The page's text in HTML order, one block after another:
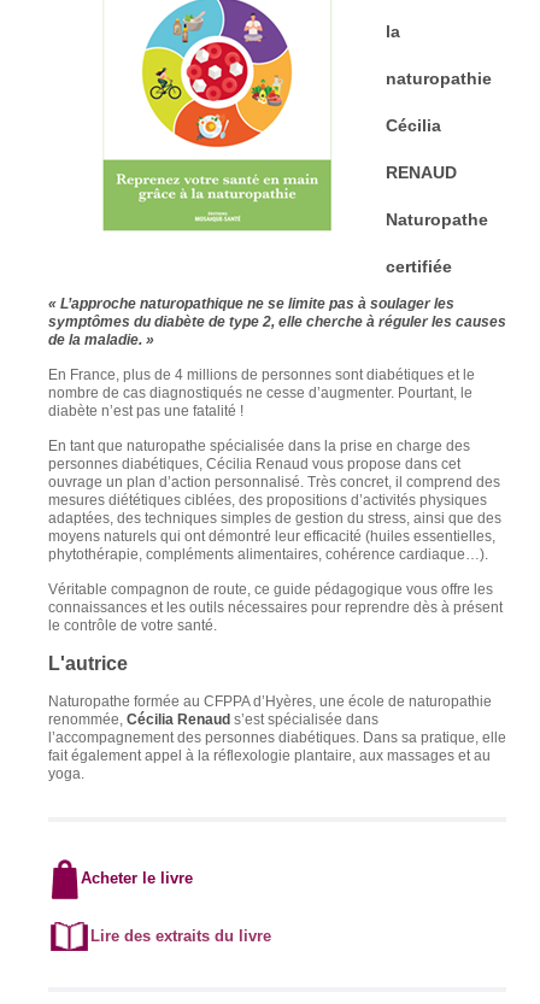
la
naturopathie
Cécilia
RENAUD
Naturopathe
certifiée
« L’approche naturopathique ne se limite pas à soulager les
symptômes du diabète de type 2, elle cherche à réguler les causes
de la maladie. »
En France, plus de 4 millions de personnes sont diabétiques et le
nombre de cas diagnostiqués ne cesse d’augmenter. Pourtant, le
diabète n’est pas une fatalité !
En tant que naturopathe spécialisée dans la prise en charge des
personnes diabétiques, Cécilia Renaud vous propose dans cet
ouvrage un plan d’action personnalisé. Très concret, il comprend des
mesures diététiques ciblées, des propositions d’activités physiques
adaptées, des techniques simples de gestion du stress, ainsi que des
moyens naturels qui ont démontré leur efficacité (huiles essentielles,
phytothérapie, compléments alimentaires, cohérence cardiaque…).
Véritable compagnon de route, ce guide pédagogique vous offre les
connaissances et les outils nécessaires pour reprendre dès à présent
le contrôle de votre santé.
L'autrice
Naturopathe formée au CFPPA d’Hyères, une école de naturopathie
renommée, Cécilia Renaud s’est spécialisée dans
l’accompagnement des personnes diabétiques. Dans sa pratique, elle
fait également appel à la réflexologie plantaire, aux massages et au
yoga.
Acheter le livre
Lire des extraits du livre